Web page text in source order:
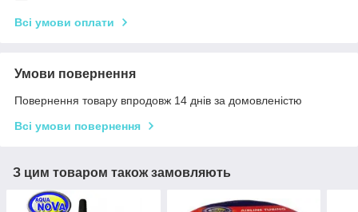
Всі умови оплати
Умови повернення
Повернення товару впродовж 14 днів за домовленістю
Всі умови повернення
З цим товаром також замовляють